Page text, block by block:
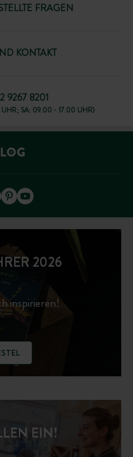
FRAGEN
KONTAKT
9267 8201
SA: 09.00 - 17.00 UHR)
2026
inspirieren!
EIN!